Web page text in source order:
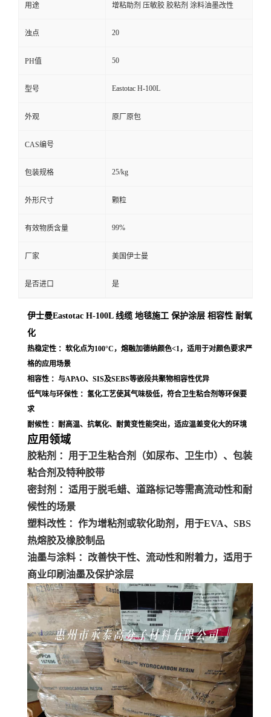
用途 增粘助剂 压敏胶 胶粘剂 涂料油墨改性
浊点 20
PH值 50
型号 Eastotac H-100L
外观 原厂原包
CAS编号
包装规格 25/kg
外形尺寸 颗粒
有效物质含量 99%
厂家 美国伊士曼
是否进口 是
伊士曼Eastotac H-100L 线缆 地毯施工 保护涂层 相容性 耐氧
化
热稳定性 ：软化点为100°C，熔融加德纳颜色<1，适用于对颜色要求严
格的应用场景
相容性 ：与APAO、SIS及SEBS等嵌段共聚物相容性优异
低气味与环保性 ：氢化工艺使其气味极低，符合卫生粘合剂等环保要
求
耐候性 ：耐高温、抗氧化、耐黄变性能突出，适应温差变化大的环境
应用领域
胶粘剂 ：用于卫生粘合剂（如尿布、卫生巾）、包装
粘合剂及特种胶带
密封剂 ：适用于脱毛蜡、道路标记等需高流动性和耐
候性的场景
塑料改性 ：作为增粘剂或软化助剂，用于EVA、SBS
热熔胶及橡胶制品
油墨与涂料 ：改善快干性、流动性和附着力，适用于
商业印刷油墨及保护涂层